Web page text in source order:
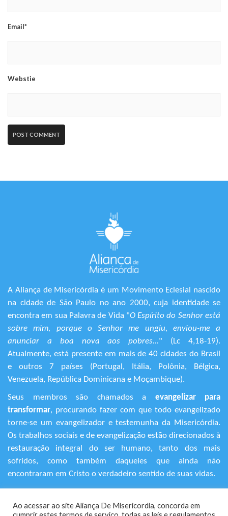
Email*
Webstie
A Aliança de Misericórdia é um Movimento Eclesial nascido
na cidade de São Paulo no ano 2000, cuja identidade se
encontra em sua Palavra de Vida "O Espírito do Senhor está
sobre mim, porque o Senhor me ungiu, enviou-me a
anunciar a boa nova aos pobres..." (Lc 4,18-19).
Atualmente, está presente em mais de 40 cidades do Brasil
e outros 7 países (Portugal, Itália, Polônia, Bélgica,
Venezuela, República Dominicana e Moçambique).
Seus membros são chamados a evangelizar para
transformar, procurando fazer com que todo evangelizado
torne-se um evangelizador e testemunha da Misericórdia.
Os trabalhos sociais e de evangelização estão direcionados à
restauração integral do ser humano, tanto dos mais
sofridos, como também daqueles que ainda não
encontraram em Cristo o verdadeiro sentido de suas vidas.
Rua Avanhandava, 616 – Bela Vista
Ao acessar ao site Aliança De Misericordia, concorda em